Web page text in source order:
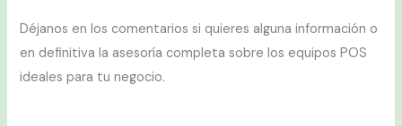
Déjanos en los comentarios si quieres alguna información o
en definitiva la asesoría completa sobre los equipos POS
ideales para tu negocio.